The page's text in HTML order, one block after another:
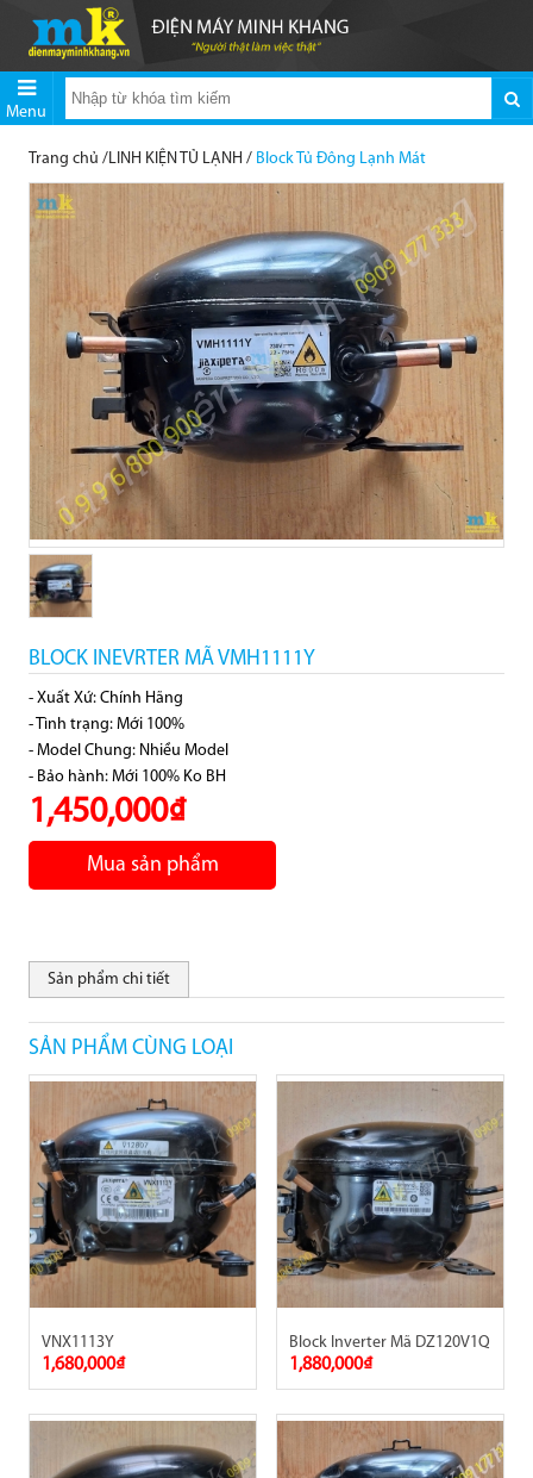
Menu
Trang chủ /LINH KIỆN TỦ LẠNH / Block Tủ Đông Lạnh Mát
BLOCK INEVRTER MÃ VMH1111Y
- Xuất Xứ: Chính Hãng
- Tình trạng: Mới 100%
- Model Chung: Nhiều Model
- Bảo hành: Mới 100% Ko BH
1,450,000₫
Mua sản phẩm
Sản phẩm chi tiết
SẢN PHẨM CÙNG LOẠI
VNX1113Y
1,680,000₫
Block Inverter Mã DZ120V1Q
1,880,000₫